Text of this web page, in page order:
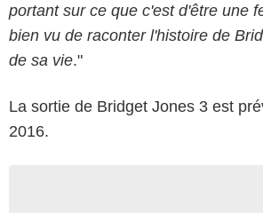
portant sur ce que c'est d'être une
bien vu de raconter l'histoire de
de sa vie."
La sortie de Bridget Jones 3 est
2016.